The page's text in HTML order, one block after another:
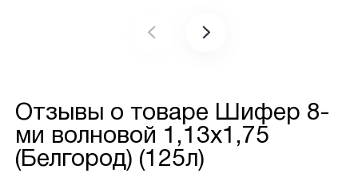
Отзывы о товаре Шифер 8-
ми волновой 1,13х1,75
(Белгород) (125л)